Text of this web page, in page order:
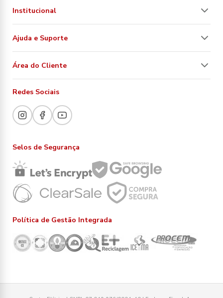
Institucional
Ajuda e Suporte
Área do Cliente
Redes Sociais
Selos de Segurança
Política de Gestão Integrada